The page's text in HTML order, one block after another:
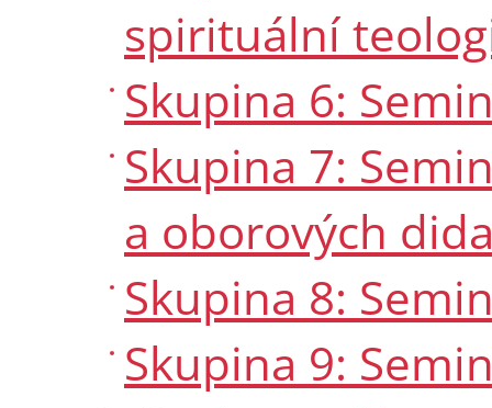
spirituální
Skupina 6:
Skupina 7:
a oborových
Skupina 8:
Skupina 9: